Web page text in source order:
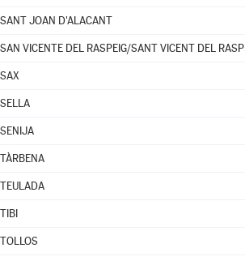
SANT JOAN D'ALACANT
SAN VICENTE DEL RASPEIG/SANT VICENT DEL
SAX
SELLA
SENIJA
TÀRBENA
TEULADA
TIBI
TOLLOS